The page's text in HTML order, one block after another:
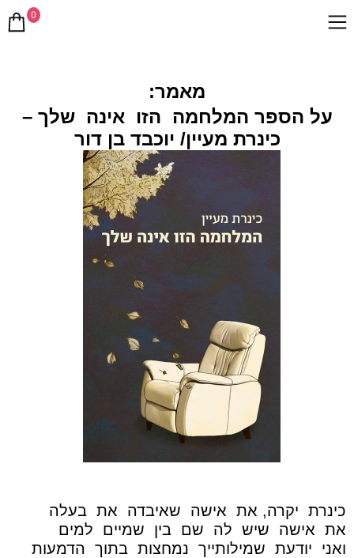
0
מאמר:
על הספר המלחמה הזו אינה שלך –
כינרת מעיין/ יוכבד בן דור
כינרת יקרה, את אישה שאיבדה את בעלה
את אישה שיש לה שם בין שמיים
למים
ואני
יודעת שמילותייך נמחצות בתוך
הדמעות